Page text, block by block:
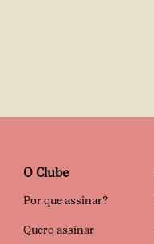
O Clube
Por que assinar?
Quero assinar